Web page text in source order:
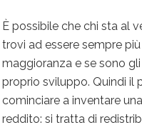
È possibile che chi sta al
trovi ad essere sempre
maggioranza e se sono
proprio sviluppo. Quindi il
cominciare a inventare
reddito: si tratta di